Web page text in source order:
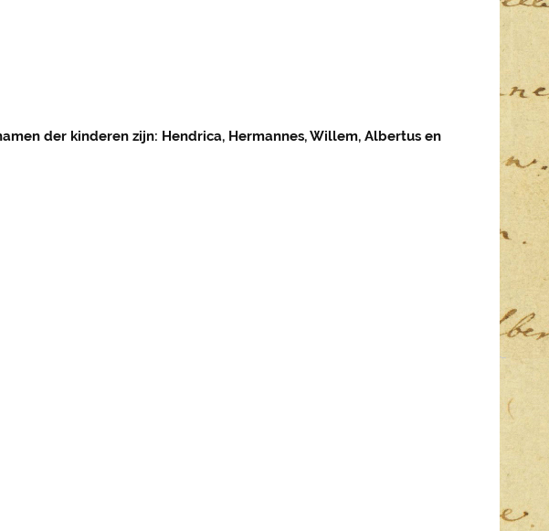
der kinderen zijn: Hendrica, Hermannes, Willem, Albertus en